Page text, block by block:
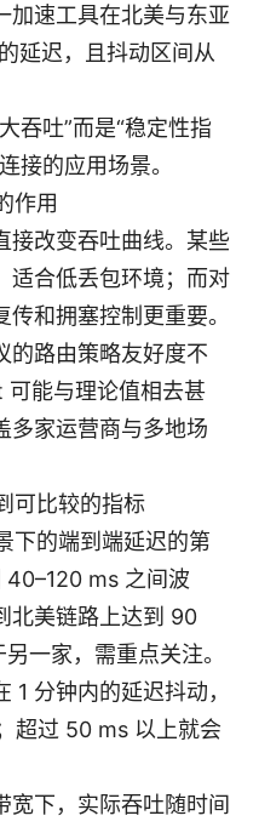
加速工具在北美与东亚
延迟，且抖动区间从
吞吐”而是“稳定性指
接的应用场景。
作用
接改变吞吐曲线。某些
适合低丢包环境；而对
和拥塞控制更重要。
的路由策略友好度不
能与理论值相去甚
多家运营商与多地场
可比较的指标
下的端到端延迟的第
ms 之间波
北美链路上达到 90
一家，需重点关注。
1 分钟内的延迟抖动，
超过 50 ms 以上就会
宽下，实际吞吐随时间